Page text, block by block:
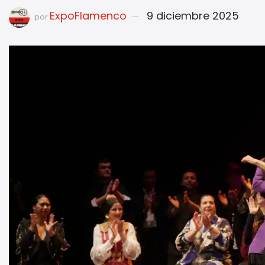
por ExpoFlamenco 9 diciembre 2025